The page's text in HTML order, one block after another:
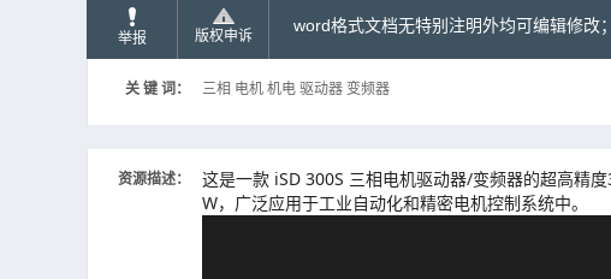
举报 版权申诉
word格式文档无特别注明外均可编辑修改
关 键 词： 三相 电机 机电 驱动器 变频器
资源描述：
这是一款 iSD 300S 三相电机驱动器/变频器的超高精
W，广泛应用于工业自动化和精密电机控制系统中。